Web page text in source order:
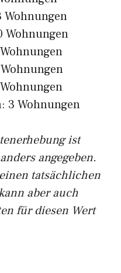
Wohnungen
Wohnungen
3 Wohnungen
ist
angegeben.
tatsächlichen
aber auch
für diesen Wert